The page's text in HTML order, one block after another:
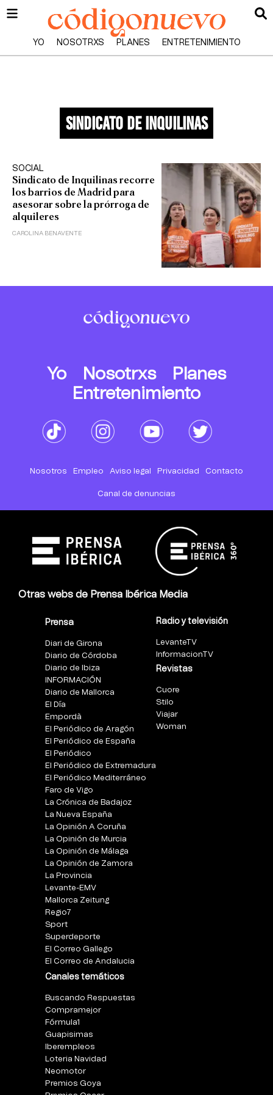
YO NOSOTRXS PLANES ENTRETENIMIENTO
sindicato de inquilinas
SOCIAL
Sindicato de Inquilinas recorre
los barrios de Madrid para
asesorar sobre la prórroga de
alquileres
CAROLINA BENAVENTE
Yo Nosotrxs
Planes
Entretenimiento
Nosotros Empleo Aviso legal Privacidad Contacto
Canal de denuncias
Otras webs de Prensa Ibérica Media
Prensa
Diari de Girona
Diario de Córdoba
Diario de Ibiza
INFORMACIÓN
Diario de Mallorca
El Día
Empordà
El Periódico de Aragón
El Periódico de España
El Periódico
El Periódico de Extremadura
El Periódico Mediterráneo
Faro de Vigo
La Crónica de Badajoz
La Nueva España
La Opinión A Coruña
La Opinión de Murcia
La Opinión de Málaga
La Opinión de Zamora
La Provincia
Levante-EMV
Mallorca Zeitung
Regio7
Sport
Superdeporte
El Correo Gallego
El Correo de Andalucia
Canales temáticos
Buscando Respuestas
Compramejor
Fórmula1
Guapisimas
Iberempleos
Loteria Navidad
Neomotor
Premios Goya
Radio y televisión
LevanteTV
InformacionTV
Revistas
Cuore
Stilo
Viajar
Woman